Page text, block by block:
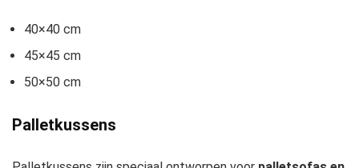
40×40 cm
45×45 cm
50×50 cm
Palletkussens